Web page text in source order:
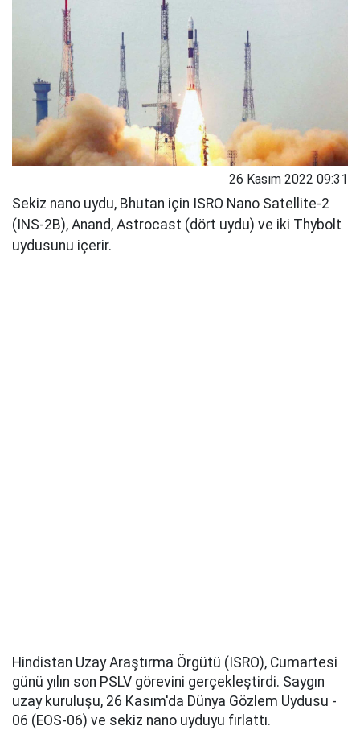
26 Kasım 2022 09:31
Sekiz nano uydu, Bhutan için ISRO Nano Satellite-2
(INS-2B), Anand, Astrocast (dört uydu) ve iki Thybolt
uydusunu içerir.
Hindistan Uzay Araştırma Örgütü (ISRO), Cumartesi
günü yılın son PSLV görevini gerçekleştirdi. Saygın
uzay kuruluşu, 26 Kasım'da Dünya Gözlem Uydusu -
06 (EOS-06) ve sekiz nano uyduyu fırlattı.